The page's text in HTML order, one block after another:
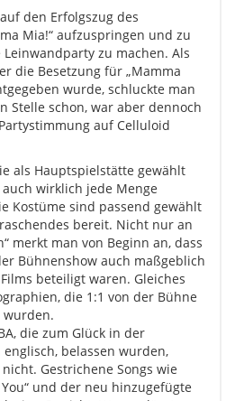
den Erfolgszug des
Mia!“ aufzuspringen und zu
zu machen. Als
die Besetzung für „Mamma
wurde, schluckte man
Stelle schon, war aber dennoch
auf Celluloid
als Hauptspielstätte gewählt
wirklich jede Menge
Kostüme sind passend gewählt
bereit. Nicht nur an
merkt man von Beginn an, dass
Bühnenshow auch maßgeblich
beteiligt waren. Gleiches
die 1:1 von der Bühne
wurden.
die zum Glück in der
belassen wurden,
Gestrichene Songs wie
und der neu hinzugefügte